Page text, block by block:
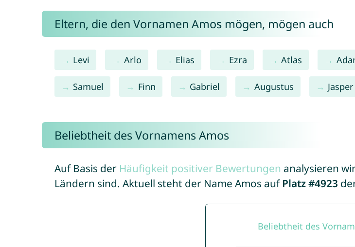
Eltern, die den Vornamen Amos mögen, mögen auch
Levi Arlo Elias Ezra Atlas
Samuel Finn Gabriel Augustus Jasper
Beliebtheit des Vornamens Amos
Auf Basis der Häufigkeit positiver Bewertungen analysieren
Ländern sind. Aktuell steht der Name Amos auf Platz #4923